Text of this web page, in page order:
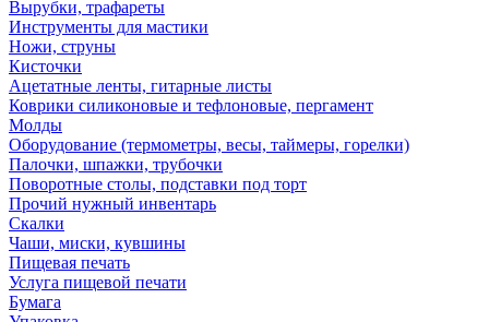
Вырубки, трафареты
Инструменты для мастики
Ножи, струны
Кисточки
Ацетатные ленты, гитарные листы
Коврики силиконовые и тефлоновые, пергамент
Молды
Оборудование (термометры, весы, таймеры, горелки)
Палочки, шпажки, трубочки
Поворотные столы, подставки под торт
Прочий нужный инвентарь
Скалки
Чаши, миски, кувшины
Пищевая печать
Услуга пищевой печати
Бумага